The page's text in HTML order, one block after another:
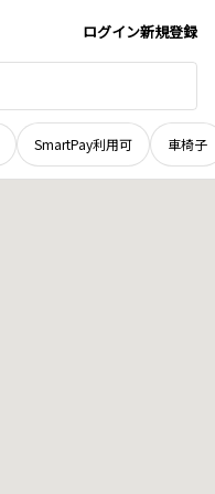
ログイン新規登録
SmartPay利用可 車椅子